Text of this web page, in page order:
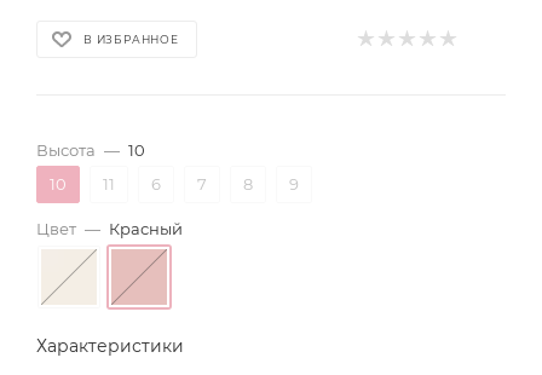
В ИЗБРАННОЕ
Высота — 10
10
11 6 7 8 9
Цвет — Красный
Характеристики